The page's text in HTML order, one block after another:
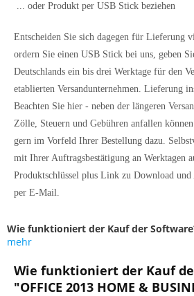
... oder Produkt per USB Stick beziehen
Entscheiden Sie sich dagegen für Lieferung
ordern Sie einen USB Stick bei uns, geben
Deutschlands ein bis drei Werktage für den
etablierten Versandunternehmen. Lieferung
Beachten Sie hier - neben der längeren
Zölle, Steuern und Gebühren anfallen
gern im Vorfeld Ihrer Bestellung dazu.
mit Ihrer Auftragsbestätigung an Werktagen
Produktschlüssel plus Link zu Download
per E-Mail.
Wie funktioniert der Kauf der
mehr
Wie funktioniert der Kauf
"OFFICE 2013 HOME &